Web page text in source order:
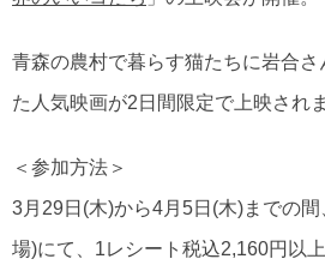
青森の農村で暮らす猫たちに岩合
た人気映画が2日間限定で上映されま
＜参加方法＞
3月29日(木)から4月5日(木)までの
場)にて、1レシート税込2,160円以